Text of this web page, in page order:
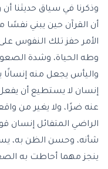
وذكرنا في سياق حديثنا
أن القرآن حين يبني
الأمر حفز تلك النفوس على
وطه الحياة، وشدة
واليأس يجعل منه
إنسان لا يستطيع أن
عنه ضرًا، ولا يغير من
الراضي المتفائل إنسان
شأنه، وحسن الظن به،
ينجز مهما أحاطت به